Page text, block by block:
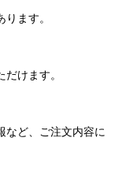
ます。
けます。
ど、ご注文内容に